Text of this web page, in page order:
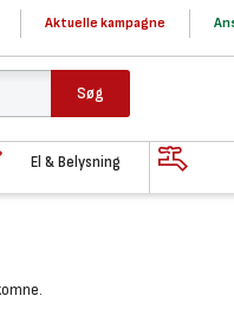
Aktuelle kampagne
Søg
El & Belysning